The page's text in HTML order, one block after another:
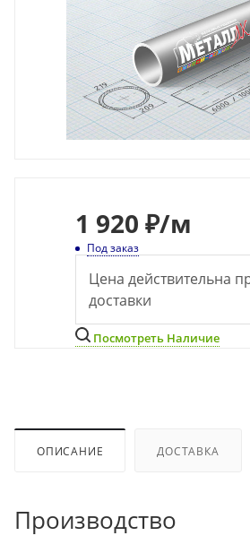
1 920 ₽/м
Под заказ
Цена действительна
доставки
Посмотреть Наличие
ОПИСАНИЕ ДОСТАВКА
Производство